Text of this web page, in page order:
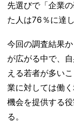
先選びで「企業
た人は76％に達し
今回の調査結果
が広がる中で、
える若者が多い
業に対しては働
機会を提供する
る。